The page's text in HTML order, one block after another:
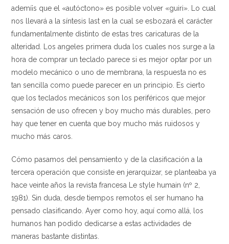
ademí¡s que el «autóctono» es posible volver «guiri». Lo cual
nos llevará a la síntesis last en la cual se esbozará el carácter
fundamentalmente distinto de estas tres caricaturas de la
alteridad. Los angeles primera duda los cuales nos surge a la
hora de comprar un teclado parece si es mejor optar por un
modelo mecánico o uno de membrana, la respuesta no es
tan sencilla como puede parecer en un principio. Es cierto
que los teclados mecánicos son los periféricos que mejor
sensación de uso ofrecen y boy mucho más durables, pero
hay que tener en cuenta que boy mucho más ruidosos y
mucho más caros.
Cómo pasamos del pensamiento y de la clasificación a la
tercera operación que consiste en jerarquizar, se planteaba ya
hace veinte años la revista francesa Le style humain (nº 2,
1981). Sin duda, desde tiempos remotos el ser humano ha
pensado clasificando. Ayer como hoy, aquí como allá, los
humanos han podido dedicarse a estas actividades de
maneras bastante distintas.